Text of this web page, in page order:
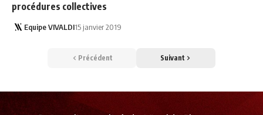
procédures collectives
Equipe VIVALDI15 janvier 2019
Précédent Suivant